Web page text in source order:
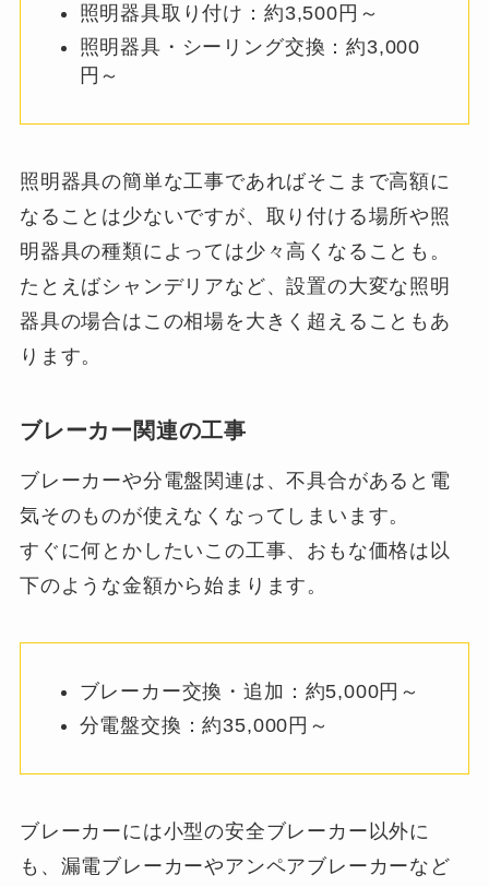
照明器具取り付け：約3,500円～
照明器具・シーリング交換：約3,000
円～
照明器具の簡単な工事であればそこまで高額に
なることは少ないですが、取り付ける場所や照
明器具の種類によっては少々高くなることも。
たとえばシャンデリアなど、設置の大変な照明
器具の場合はこの相場を大きく超えることもあ
ります。
ブレーカー関連の工事
ブレーカーや分電盤関連は、不具合があると電
気そのものが使えなくなってしまいます。
すぐに何とかしたいこの工事、おもな価格は以
下のような金額から始まります。
ブレーカー交換・追加：約5,000円～
分電盤交換：約35,000円～
ブレーカーには小型の安全ブレーカー以外に
も、漏電ブレーカーやアンペアブレーカーなど